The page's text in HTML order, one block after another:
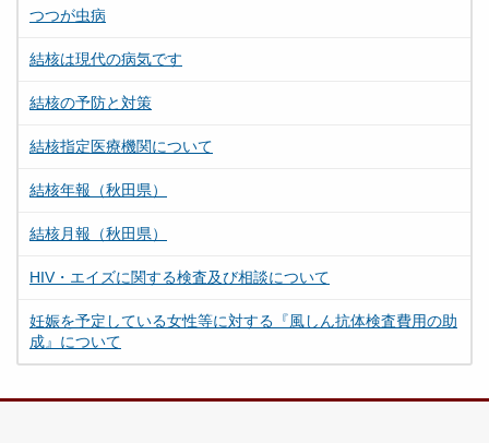
つつが虫病
結核は現代の病気です
結核の予防と対策
結核指定医療機関について
結核年報（秋田県）
結核月報（秋田県）
HIV・エイズに関する検査及び相談について
妊娠を予定している女性等に対する『風しん抗体検査費用の助
成』について